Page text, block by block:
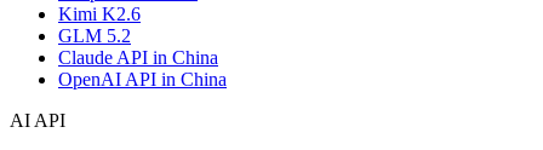
Kimi K2.6
GLM 5.2
Claude API in China
OpenAI API in China
AI API